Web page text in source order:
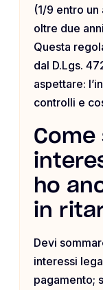
(1/9 entro un
oltre due
Questa
dal D.Lgs.
aspettare:
controlli e
Come
ho
in
Devi
interessi
pagamento;